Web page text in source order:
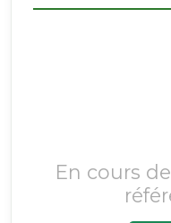
En cours